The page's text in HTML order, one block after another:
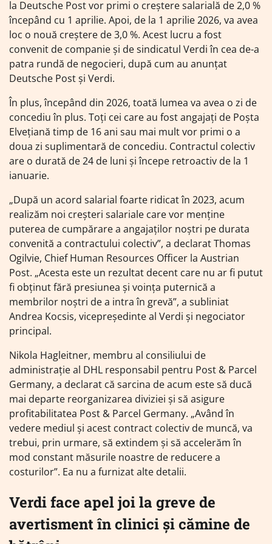
la Deutsche Post vor primi o creștere salarială de 2,0 %
începând cu 1 aprilie. Apoi, de la 1 aprilie 2026, va avea
loc o nouă creștere de 3,0 %. Acest lucru a fost
convenit de companie și de sindicatul Verdi în cea de-a
patra rundă de negocieri, după cum au anunțat
Deutsche Post și Verdi.
În plus, începând din 2026, toată lumea va avea o zi de
concediu în plus. Toți cei care au fost angajați de Poșta
Elvețiană timp de 16 ani sau mai mult vor primi o a
doua zi suplimentară de concediu. Contractul colectiv
are o durată de 24 de luni și începe retroactiv de la 1
ianuarie.
„După un acord salarial foarte ridicat în 2023, acum
realizăm noi creșteri salariale care vor menține
puterea de cumpărare a angajaților noștri pe durata
convenită a contractului colectiv”, a declarat Thomas
Ogilvie, Chief Human Resources Officer la Austrian
Post. „Acesta este un rezultat decent care nu ar fi putut
fi obținut fără presiunea și voința puternică a
membrilor noștri de a intra în grevă”, a subliniat
Andrea Kocsis, vicepreședinte al Verdi și negociator
principal.
Nikola Hagleitner, membru al consiliului de
administrație al DHL responsabil pentru Post & Parcel
Germany, a declarat că sarcina de acum este să ducă
mai departe reorganizarea diviziei și să asigure
profitabilitatea Post & Parcel Germany. „Având în
vedere mediul și acest contract colectiv de muncă, va
trebui, prin urmare, să extindem și să accelerăm în
mod constant măsurile noastre de reducere a
costurilor”. Ea nu a furnizat alte detalii.
Verdi face apel joi la greve de
avertisment în clinici și cămine de